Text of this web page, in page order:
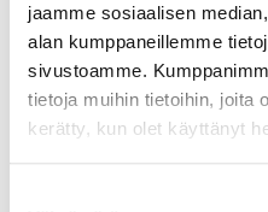
jaamme sosiaalisen
alan kumppaneillemme
sivustoamme.
tietoja muihin tietoihin, joita
kerätty, kun olet käyttänyt
tapahtuneet muutokset ja
pitkäaikaiseen kehitykseen
Tarkastelun jälkeen Suomen
esityksen metsäkanalintujen
metsätalousministeriölle.
esityksen pohjalta asetuksen